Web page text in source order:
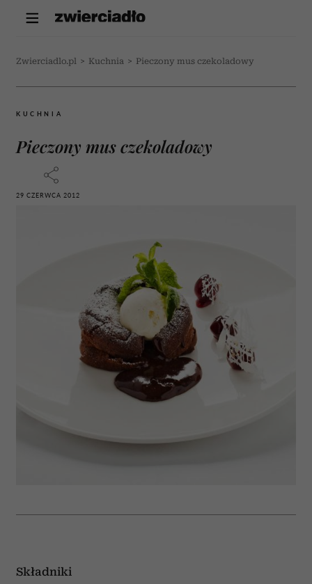
Zwierciadlo.pl > Kuchnia > Pieczony mus czekoladowy
KUCHNIA
Pieczony mus czekoladowy
29 CZERWCA 2012
Składniki